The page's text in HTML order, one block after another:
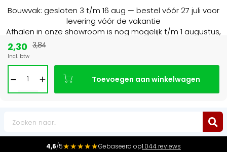
Bouwvak: gesloten 3 t/m 16 aug — bestel vóór 27 juli voor
levering vóór de vakantie
Afhalen in onze showroom is nog mogelijk t/m 1 augustus,
4,6/5★★★★★Gebaseerd op1.044 reviews
2,30
Incl. btw
3,84
Toevoegen aan winkelwagen